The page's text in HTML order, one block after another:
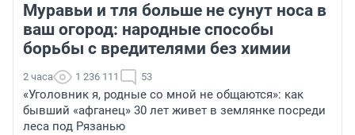
Муравьи и тля больше не сунут носа в
ваш огород: народные способы
борьбы с вредителями без химии
2 часа 1 236 111 53
«Уголовник я, родные со мной не общаются»: как
бывший «афганец» 30 лет живет в землянке посреди
леса под Рязанью